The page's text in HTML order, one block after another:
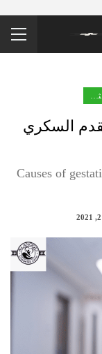
مرض السكري النوع الثاني
السكري
Causes of